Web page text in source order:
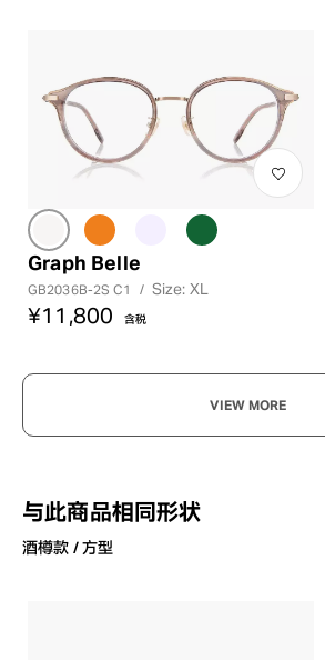
Graph Belle
GB2036B-2S C1 / Size: XL
¥11,800 含税
VIEW MORE
与此商品相同形状
酒樽款 / 方型